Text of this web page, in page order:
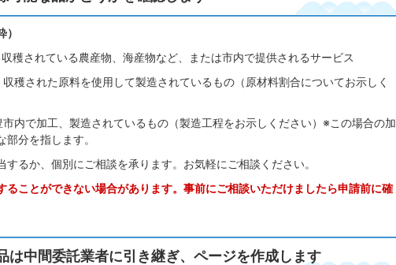
穫されている農産物、海産物など、または市内で提供されるサービス
穫された原料を使用して製造されているもの（原材料割合についてお示しく
内で加工、製造されているもの（製造工程をお示しください）※この場合の加
分を指します。
するか、個別にご相談を承ります。お気軽にご相談ください。
ることができない場合があります。事前にご相談いただけましたら申請前に確
は中間委託業者に引き継ぎ、ページを作成します